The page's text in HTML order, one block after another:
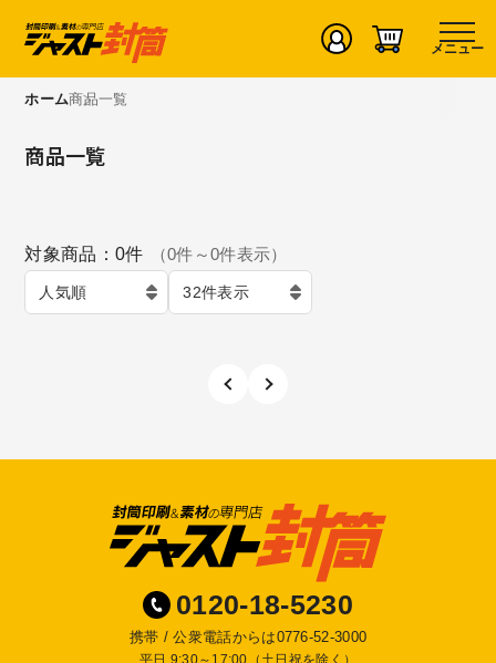
メニュー
ホーム商品一覧
商品一覧
対象商品：0件 （0件～0件表示）
人気順 32件表示
0120-18-5230
携帯 / 公衆電話からは0776-52-3000